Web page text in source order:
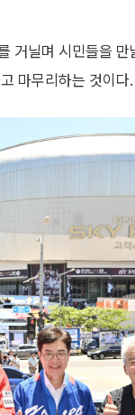
거닐며 시민들을
마무리하는 것이다.